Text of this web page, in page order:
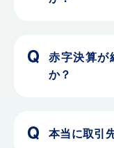
赤字決算が
か？
本当に取引